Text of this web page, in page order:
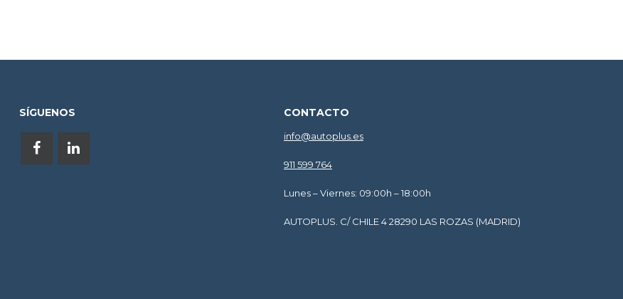
SÍGUENOS CONTACTO
info@autoplus.es
911 599 764
Lunes – Viernes: 09:00h – 18:00h
AUTOPLUS. C/ CHILE 4 28290 LAS ROZAS (MADRID)